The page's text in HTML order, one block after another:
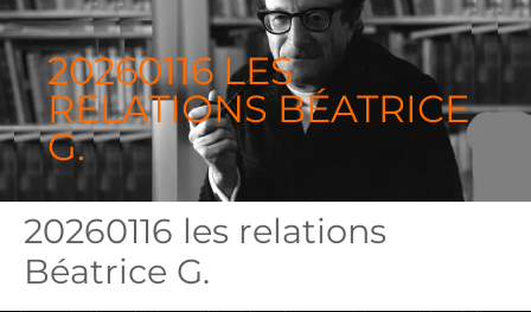
20260116 LES
RELATIONS BÉATRICE
G.
20260116 les relations
Béatrice G.